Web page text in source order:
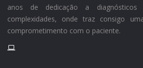
anos de dedicação a diagnósticos
complexidades, onde traz consigo
comprometimento com o paciente.